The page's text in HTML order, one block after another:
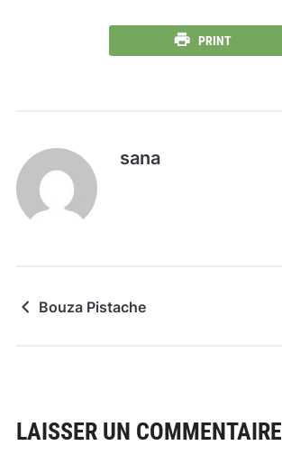
PRINT
sana
Bouza Pistache
LAISSER UN COMMENTAIRE